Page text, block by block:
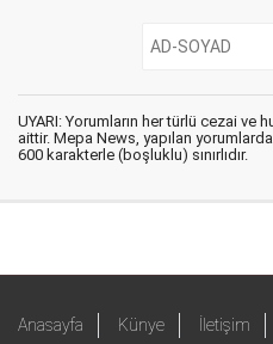
UYARI: Yorumların her türlü cezai ve
aittir. Mepa News, yapılan
600 karakterle (boşluklu) sınırlıdır.
Anasayfa Künye İletişim